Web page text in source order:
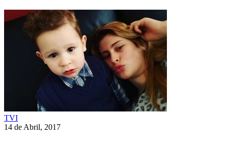
TVI
14 de Abril, 2017